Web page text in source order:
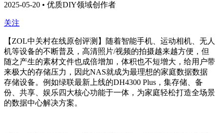
2025-05-20 • 优质DIY领域创作者
关注
【ZOL中关村在线原创评测】随着智能手机、运动相机、无人
机等设备的不断普及，高清照片/视频的拍摄越来越方便，但
随之产生的素材文件也成倍增加，体积也不短增大，给用户带
来极大的存储压力，因此NAS就成为最理想的家庭数据数据
存储设备。例如绿联最新上线的DH4300 Plus，集存储、备
份、共享、娱乐四大核心功能于一体，为家庭轻松打造全场景
的数据中心解决方案。